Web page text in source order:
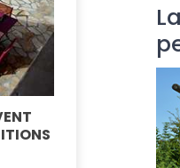
LA TOILE
SOLEIL ET LA